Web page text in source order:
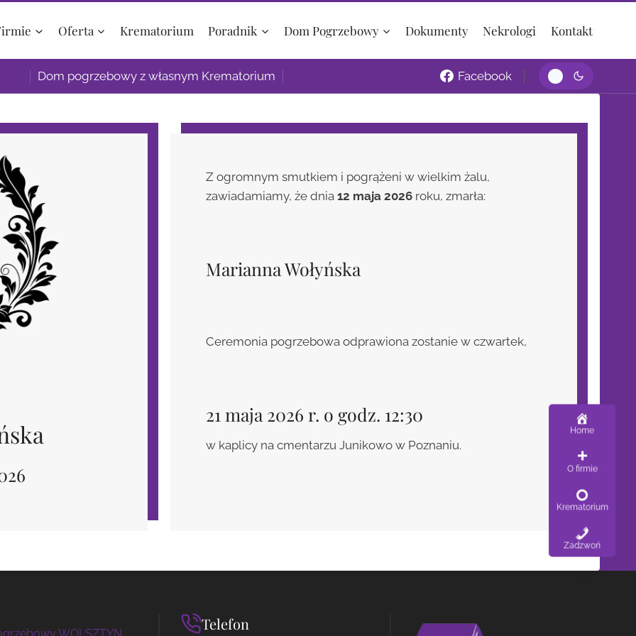
Oferta Krematorium Poradnik Dom Pogrzebowy Dokumenty Nekrologi Kontakt
Dom pogrzebowy z własnym Krematorium Facebook
Z ogromnym smutkiem i pogrążeni w wielkim żalu,
zawiadamiamy, że dnia 12 maja 2026 roku, zmarła:
Marianna Wołyńska
Ceremonia pogrzebowa odprawiona zostanie w czwartek,
21 maja 2026 r. o godz. 12:30
w kaplicy na cmentarzu Junikowo w Poznaniu.
Telefon
Home
O firmie
Krematorium
Zadzwoń